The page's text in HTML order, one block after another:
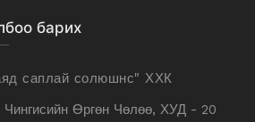
барих
саплай солюшнс" ХХК
Чингисийн Өргөн Чөлөө, ХУД - 20